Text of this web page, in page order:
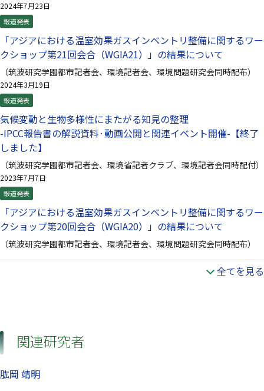
2024年7月23日
報道発表
「アジアにおける温室効果ガスインベントリ整備に関するワー
クショップ第21回会合（WGIA21）」の結果について
（筑波研究学園都市記者会、環境記者会、環境問題研究会同時配布）
2024年3月19日
報道発表
気候変動と生物多様性にまたがる知見の整理
-IPCC報告書の解説資料·動画公開と関連イベント開催-【終了
しました】
（筑波研究学園都市記者会、環境省記者クラブ、環境記者会同時配付）
2023年7月7日
報道発表
「アジアにおける温室効果ガスインベントリ整備に関するワー
クショップ第20回会合（WGIA20）」の結果について
（筑波研究学園都市記者会、環境記者会、環境問題研究会同時配布）
全てを見る
関連研究者
肱岡 靖明